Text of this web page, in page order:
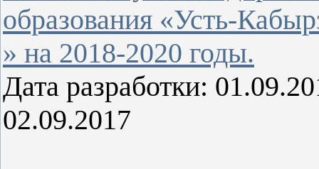
образования «Усть-
» на 2018-2020 годы.
Дата разработки:
02.09.2017